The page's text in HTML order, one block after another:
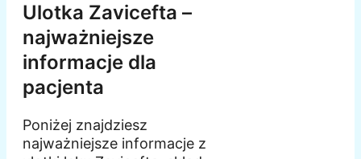
Ulotka Zavicefta –
najważniejsze
informacje dla
pacjenta
Poniżej znajdziesz
najważniejsze informacje z